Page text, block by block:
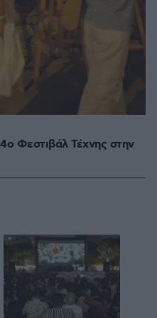
Φεστιβάλ Τέχνης στην